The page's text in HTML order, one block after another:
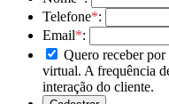
Telefone*:
Email*:
Quero receber
virtual. A frequência
interação do cliente.